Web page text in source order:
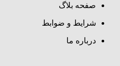
صفحه بلاگ
شرایط و ضوابط
درباره ما